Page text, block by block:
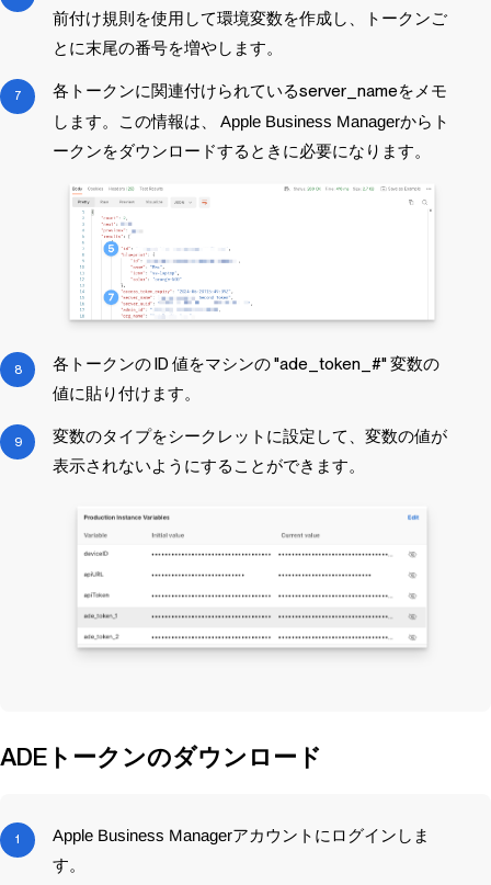
前付け規則を使用して環境変数を作成し、トークンご
とに末尾の番号を増やします。
各トークンに関連付けられているserver_nameをメモ
します。この情報は、 Apple Business Managerからト
ークンをダウンロードするときに必要になります。
各トークンの ID 値をマシンの "ade_token_#" 変数の
値に貼り付けます。
変数のタイプをシークレットに設定して、変数の値が
表示されないようにすることができます。
ADEトークンのダウンロード
Apple Business Managerアカウントにログインしま
す。